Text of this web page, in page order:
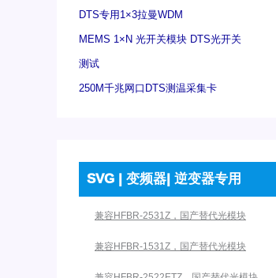
DTS专用1×3拉曼WDM
MEMS 1×N 光开关模块 DTS光开关
测试
250M千兆网口DTS测温采集卡
SVG | 变频器| 逆变器专用
兼容HFBR-2531Z，国产替代光模块
兼容HFBR-1531Z，国产替代光模块